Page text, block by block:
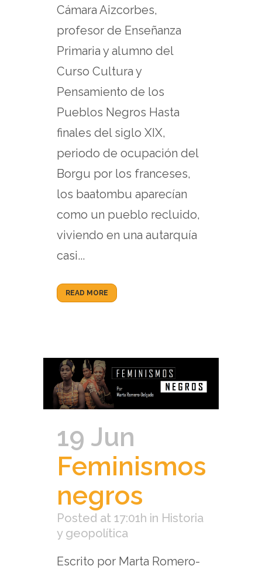
Cámara Aizcorbes,
profesor de Enseñanza
Primaria y alumno del
Curso Cultura y
Pensamiento de los
Pueblos Negros Hasta
finales del siglo XIX,
periodo de ocupación del
Borgu por los franceses,
los baatombu aparecían
como un pueblo recluido,
viviendo en una autarquía
casi...
READ MORE
19 Jun
Feminismos
negros
Posted at 17:01h in Historia
y geopolítica
Escrito por Marta Romero-